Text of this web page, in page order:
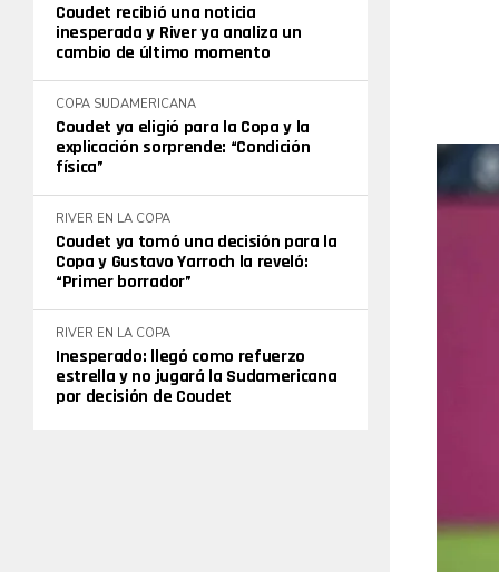
Coudet recibió una noticia
inesperada y River ya analiza un
cambio de último momento
COPA SUDAMERICANA
Coudet ya eligió para la Copa y la
explicación sorprende: “Condición
física”
RIVER EN LA COPA
Coudet ya tomó una decisión para la
Copa y Gustavo Yarroch la reveló:
“Primer borrador”
RIVER EN LA COPA
Inesperado: llegó como refuerzo
estrella y no jugará la Sudamericana
por decisión de Coudet